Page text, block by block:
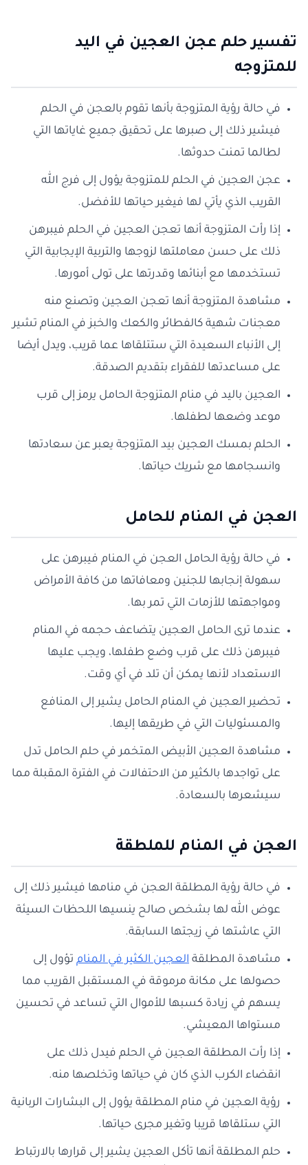
تفسيرحلم عجن العجين في اليد
للمتزوجه
في حالة رؤية المتزوجة بأنها تقوم بالعجن في الحلم
فيشير ذلك إلى صبرها على تحقيق جميع غاياتها التي
لطالما تمنت حدوثها.
عجن العجين في الحلم للمتزوجة يؤول إلى فرج الله
القريب الذي يأتي لها فيغير حياتها للأفضل.
إذا رأت المتزوجة أنها تعجن العجين في الحلم فيبرهن
ذلك على حسن معاملتها لزوجها والتربية الإيجابية التي
تستخدمها مع أبنائها وقدرتها على تولى أمورها.
مشاهدة المتزوجة أنها تعجن العجين وتصنع منه
معجنات شهية كالفطائر والكعك والخبز في المنام تشير
إلى الأنباء السعيدة التي ستتلقاها عما قريب، ويدل أيضا
على مساعدتها للفقراء بتقديم الصدقة.
العجين باليد في منام المتزوجة الحامل يرمز إلى قرب
موعد وضعها لطفلها.
الحلم بمسك العجين بيد المتزوجة يعبر عن سعادتها
وانسجامها مع شريك حياتها.
العجن في المنام للحامل
في حالة رؤية الحامل العجن في المنام فيبرهن على
سهولة إنجابها للجنين ومعافاتها من كافة الأمراض
ومواجهتها للأزمات التي تمر بها.
عندما ترى الحامل العجين يتضاعف حجمه في المنام
فيبرهن ذلك على قرب وضع طفلها، ويجب عليها
الاستعداد لأنها يمكن أن تلد في أي وقت.
تحضير العجين في المنام الحامل يشير إلى المنافع
والمسئوليات التي في طريقها إليها.
مشاهدة العجين الأبيض المتخمر في حلم الحامل تدل
على تواجدها بالكثير من الاحتفالات في الفترة المقبلة مما
سيشعرها بالسعادة.
العجن في المنام للملطقة
في حالة رؤية المطلقة العجن في منامها فيشير ذلك إلى
عوض الله لها بشخص صالح ينسيها اللحظات السيئة
التي عاشتها في زيجتها السابقة.
مشاهدة المطلقة العجين الكثير في المنام تؤول إلى
حصولها على مكانة مرموقة في المستقبل القريب مما
يسهم في زيادة كسبها للأموال التي تساعد في تحسين
مستواها المعيشي.
إذا رأت المطلقة العجين في الحلم فيدل ذلك على
انقضاء الكرب الذي كان في حياتها وتخلصها منه.
رؤية العجين في منام المطلقة يؤول إلى البشارات الربانية
التي ستلقاها قريبا وتغير مجرى حياتها.
حلم المطلقة أنها تأكل العجين يشير إلى قرارها بالارتباط